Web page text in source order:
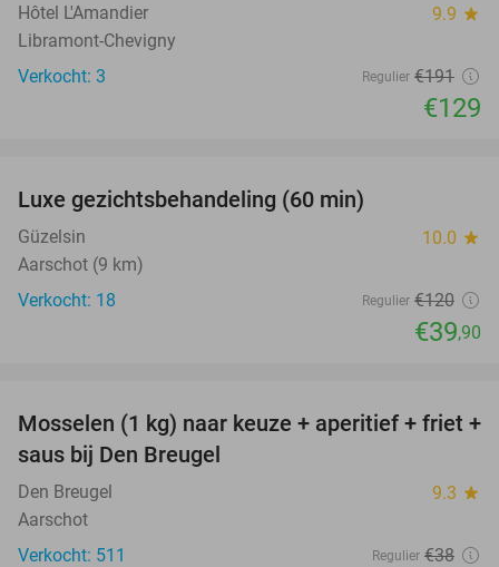
Hôtel L'Amandier 9.9 star
Libramont-Chevigny
Verkocht: 3
Regulier €191
€129
Luxe gezichtsbehandeling (60 min)
Güzelsin 10.0 star
Aarschot (9 km)
Verkocht: 18
Regulier €120
€39,90
34%
Mosselen (1 kg) naar keuze + aperitief + friet +
saus bij Den Breugel
Den Breugel 9.3 star
Aarschot
Verkocht: 511
Regulier €38